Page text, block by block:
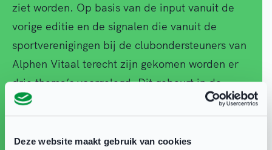
Deze website maakt gebruik van cookies
ziet worden. Op basis van de input vanuit de
vorige editie en de signalen die vanuit de
sportverenigingen bij de clubondersteuners van
Alphen Vitaal terecht zijn gekomen worden er
drie thema’s voorgelegd. Dit gebeurt in de
WhatsApp Community voor de Alphense
Sportbestuurders. Opmaandag 27 januarikomt in
de WhatsApp Community voor de Alphense